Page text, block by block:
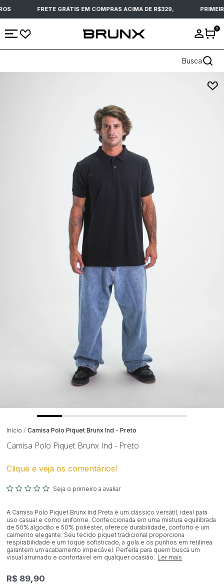
FRETE GRÁTIS EM COMPRAS ACIMA DE R$329,
0
Busca
Início Camisa Polo Piquet Brunx Ind - Preto
Camisa Polo Piquet Brunx Ind - Preto
Clique e veja os comentários!
Seja o primeiro a avaliar
A Camisa Polo Piquet Brunx Ind Preta é um clássico versátil, ideal para
uso casual e como uniforme. Confeccionada em uma mistura equilibrada
de 50% algodão e 50% poliéster, oferece durabilidade, conforto e um
caimento elegante. Seu tecido piquet tradicional proporciona
respirabilidade e um toque sofisticado, a gola e os punhos em retilínea
garantem um acabamento impecável. Perfeita para quem busca um
visual arrumado e confortável em qualquer ocasião. Ler mais
R$ 89,90